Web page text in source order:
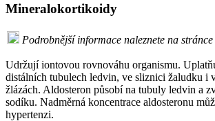
Mineralokortikoidy
Podrobnější informace naleznete na stránce
Udržují iontovou rovnováhu organismu.
distálních tubulech ledvin, ve sliznici žaludku i
žlázách. Aldosteron působí na tubuly ledvin a
sodíku. Nadměrná koncentrace aldosteronu
hypertenzi.